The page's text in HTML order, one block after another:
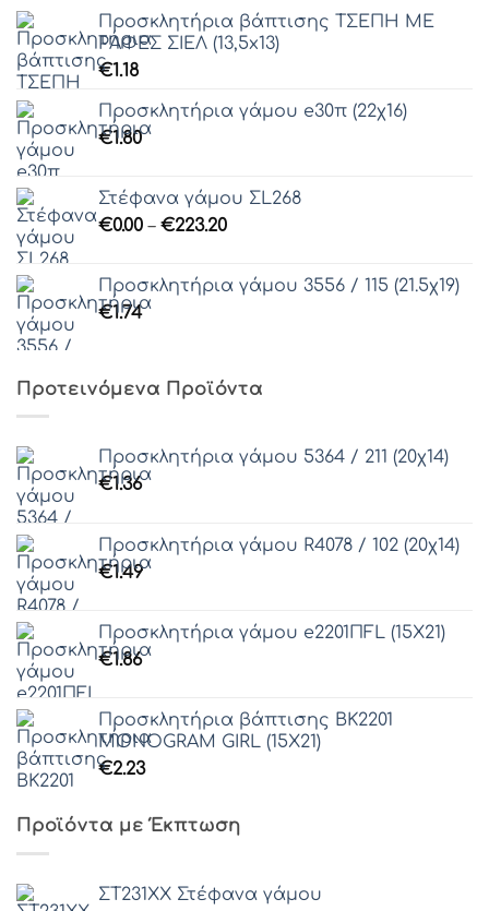
Προσκλητήρια βάπτισης ΤΣΕΠΗ ΜΕ
ΡΑΦΕΣ ΣΙΕΛ (13,5x13)
€1.18
Προσκλητήρια γάμου e30π (22χ16)
€1.80
Στέφανα γάμου ΣL268
€0.00 – €223.20Price
through
Προσκλητήρια γάμου 3556 / 115 (21.5χ19)
€1.74
Προτεινόμενα Προϊόντα
Προσκλητήρια γάμου 5364 / 211 (20χ14)
€1.36
Προσκλητήρια γάμου R4078 / 102 (20χ14)
€1.49
Προσκλητήρια γάμου e2201ΠFL (15X21)
€1.86
Προσκλητήρια βάπτισης ΒΚ2201
MONOGRAM GIRL (15Χ21)
€2.23
Προϊόντα με Έκπτωση
ΣΤ231ΧΧ Στέφανα γάμου